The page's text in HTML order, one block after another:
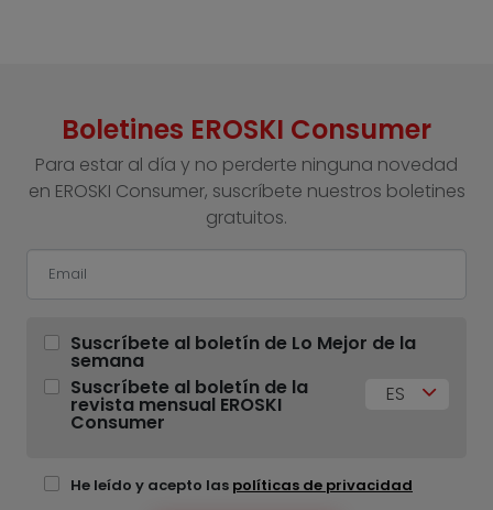
Boletines EROSKI Consumer
Para estar al día y no perderte ninguna novedad
en EROSKI Consumer, suscríbete nuestros boletines
gratuitos.
Suscríbete al boletín de Lo Mejor de la
semana
Suscríbete al boletín de la
revista mensual EROSKI
Consumer
ES
He leído y acepto las políticas de privacidad